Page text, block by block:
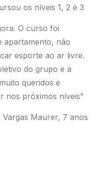
os níveis 1, 2 e 3
O curso foi
apartamento, não
esporte ao ar livre.
do grupo e a
queridos e
nos próximos níveis”
Vargas Maurer, 7 anos